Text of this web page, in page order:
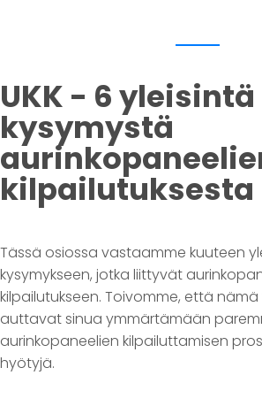
UKK - 6 yleisintä
kysymystä
kilpailutuksesta
Tässä osiossa vastaamme kuuteen
kysymykseen, jotka liittyvät
kilpailutukseen. Toivomme, että
auttavat sinua ymmärtämään
aurinkopaneelien kilpailuttamisen
hyötyjä.